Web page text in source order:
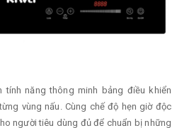
năng thông minh bảng điều khiển
vùng nấu. Cùng chế độ hẹn giờ độc
người tiêu dùng đủ để chuẩn bị những